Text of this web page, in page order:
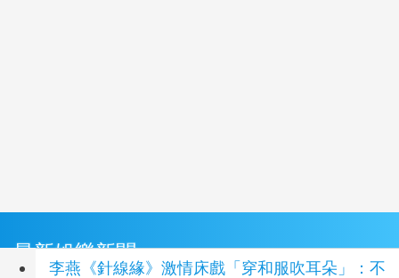
最新娛樂新聞
李燕《針線緣》激情床戲「穿和服吹耳朵」：不